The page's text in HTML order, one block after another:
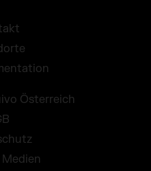
Österreich
Medien